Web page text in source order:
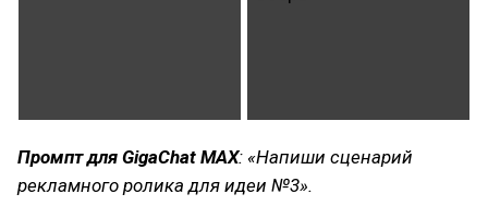
Промпт для GigaChat MAX: «Напиши сценарий
рекламного ролика для идеи №3».